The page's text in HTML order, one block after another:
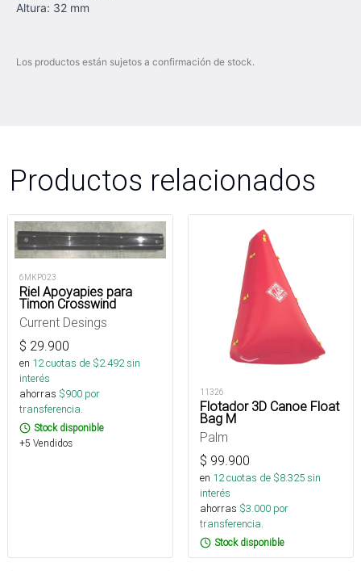
Altura: 32 mm
Los productos están sujetos a confirmación de stock.
Productos relacionados
6MKP023
Riel Apoyapies para
Timon Crosswind
Current Desings
$ 29.900
en 12cuotas de $2.492sin
interés
ahorras $900 por
transferencia.
Stock disponible
+5 Vendidos
11326
Flotador 3D Canoe Float
Bag M
Palm
$ 99.900
en 12cuotas de $8.325sin
interés
ahorras $3.000 por
transferencia.
Stock disponible